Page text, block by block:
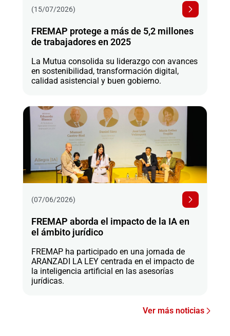
(15/07/2026)
FREMAP protege a más de 5,2 millones
de trabajadores en 2025
La Mutua consolida su liderazgo con avances
en sostenibilidad, transformación digital,
calidad asistencial y buen gobierno.
(07/06/2026)
FREMAP aborda el impacto de la IA en
el ámbito jurídico
FREMAP ha participado en una jornada de
ARANZADI LA LEY centrada en el impacto de
la inteligencia artificial en las asesorías
jurídicas.
Ver más noticias